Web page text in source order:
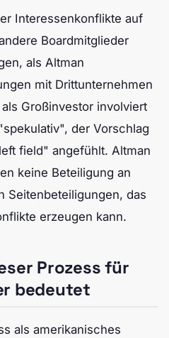
Interessenkonflikte auf
Boardmitglieder
als Altman
mit Drittunternehmen
Großinvestor involviert
der Vorschlag
field" angefühlt. Altman
keine Beteiligung an
Seitenbeteiligungen, das
erzeugen kann.
Prozess für
bedeutet
als amerikanisches